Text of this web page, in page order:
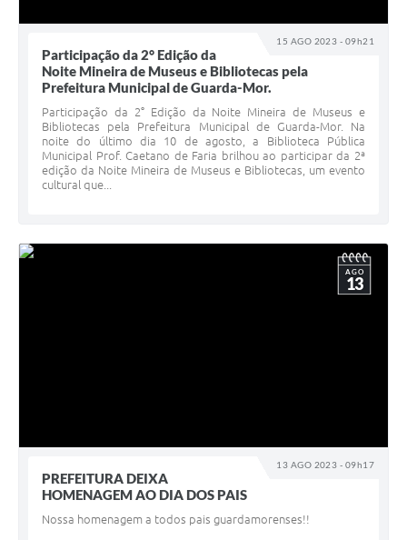
15 AGO 2023 - 09h21
Participação da 2° Edição da
Noite Mineira de Museus e Bibliotecas pela
Prefeitura Municipal de Guarda-Mor.
Participação da 2° Edição da Noite Mineira de Museus e
Bibliotecas pela Prefeitura Municipal de Guarda-Mor. Na
noite do último dia 10 de agosto, a Biblioteca Pública
Municipal Prof. Caetano de Faria brilhou ao participar da 2ª
edição da Noite Mineira de Museus e Bibliotecas, um evento
cultural que...
13 AGO 2023 - 09h17
AGO
13
PREFEITURA DEIXA
HOMENAGEM AO DIA DOS PAIS
Nossa homenagem a todos pais guardamorenses!!